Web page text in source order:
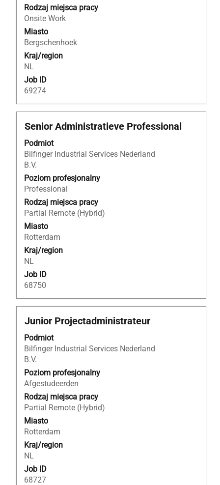
Rodzaj miejsca pracy
Onsite Work
Miasto
Bergschenhoek
Kraj/region
NL
Job ID
69274
treść
danych
oferty
pracy.
Tytuł
Senior Administratieve Professional
Podmiot
Bilfinger Industrial Services Nederland
B.V.
Poziom profesjonalny
Professional
Rodzaj miejsca pracy
Partial Remote (Hybrid)
Miasto
Rotterdam
Kraj/region
NL
Job ID
68750
Zaznacz
pomocą
spacji,
aby
wyświetlić
pełną
treść
danych
oferty
pracy.
Tytuł
Junior Projectadministrateur
Podmiot
Bilfinger Industrial Services Nederland
B.V.
Poziom profesjonalny
Afgestudeerden
Rodzaj miejsca pracy
Partial Remote (Hybrid)
Miasto
Rotterdam
Kraj/region
NL
Job ID
68727
Zaznacz
pomocą
spacji,
aby
wyświetlić
pełną
treść
danych
oferty
pracy.